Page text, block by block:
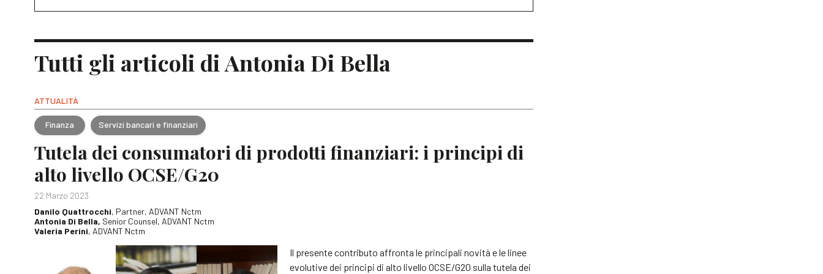
Tutti gli articoli di Antonia Di Bella
ATTUALITÀ
Finanza Servizi bancari e finanziari
Tutela dei consumatori di prodotti finanziari: i principi di
alto livello OCSE/G20
22 Marzo 2023
Danilo Quattrocchi, Partner, ADVANT Nctm
Antonia Di Bella, Senior Counsel, ADVANT Nctm
Valeria Perini, ADVANT Nctm
Il presente contributo affronta le principali novità e le linee
evolutive dei principi di alto livello OCSE/G20 sulla tutela dei